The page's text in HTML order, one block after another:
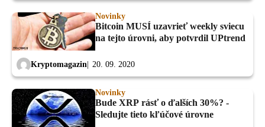
Novinky
Bitcoin MUSÍ uzavrieť weekly sviecu
na tejto úrovni, aby potvrdil UPtrend
Kryptomagazin 20. 09. 2020
Novinky
Bude XRP rásť o ďalších 30%? -
Sledujte tieto kľúčové úrovne